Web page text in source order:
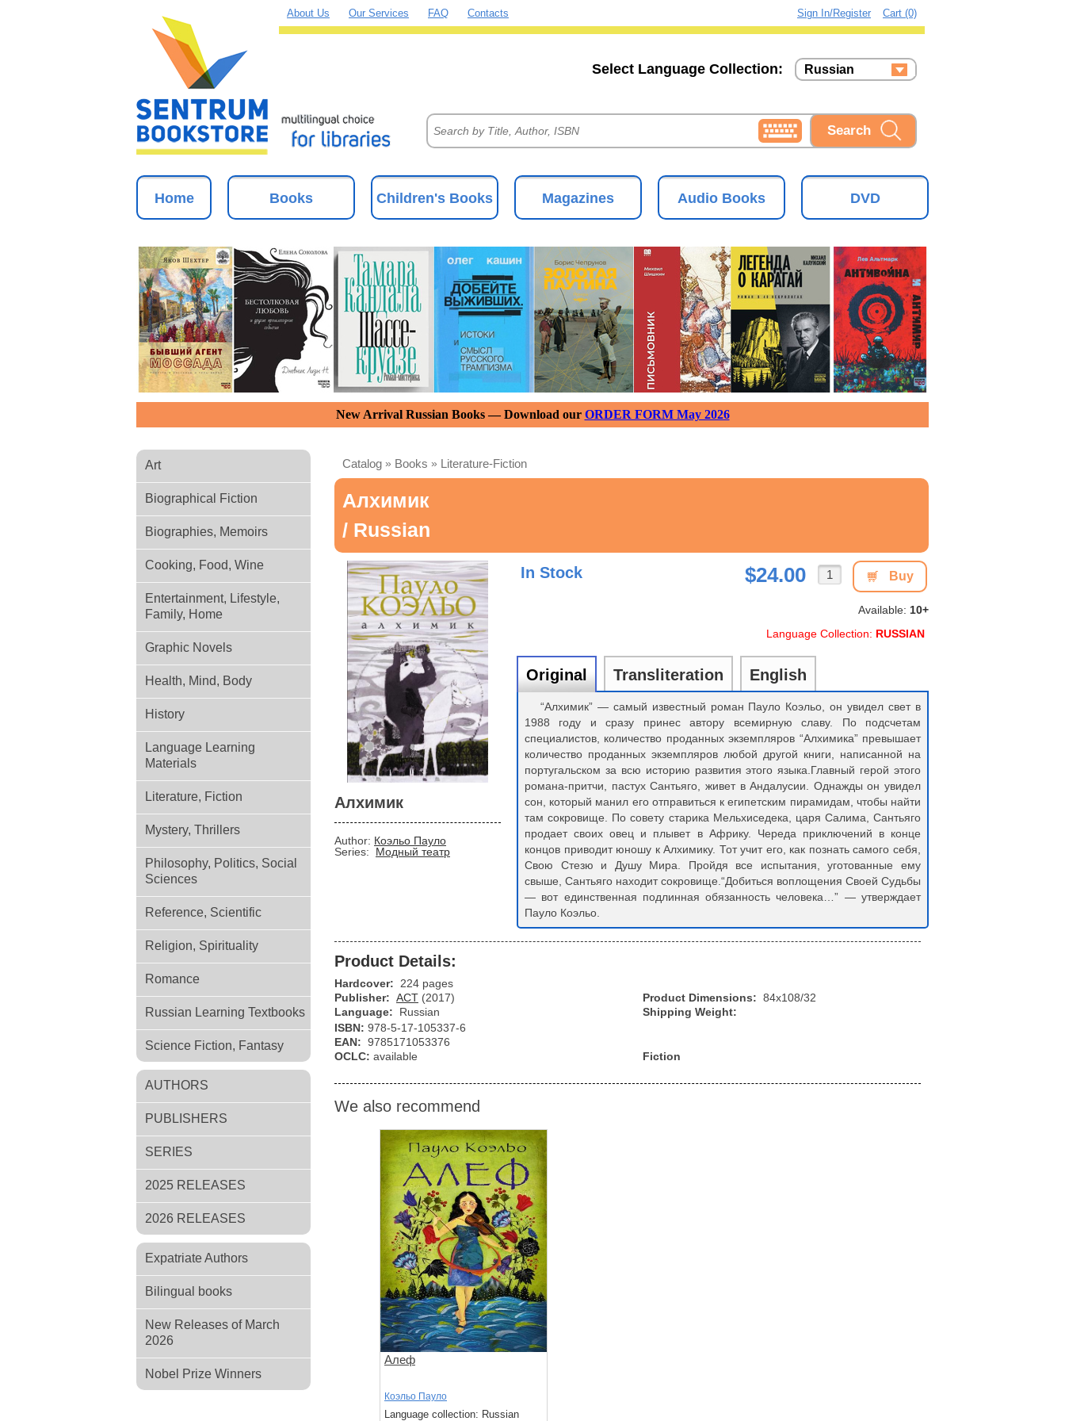
About Us Our Services FAQ Contacts Cart (0)
Sign In/Register
Russian
Ukrainian
Select Language Collection:
Home Books Children's Books Magazines Audio Books DVD
New Arrival Russian Books — Download our ORDER FORM May 2026
Art
Biographical Fiction
Biographies, Memoirs
Cooking, Food, Wine
Entertainment, Lifestyle,
Family, Home
Graphic Novels
Health, Mind, Body
History
Language Learning
Materials
Literature, Fiction
Mystery, Thrillers
Philosophy, Politics, Social
Sciences
Reference, Scientific
Religion, Spirituality
Romance
Russian Learning Textbooks
Science Fiction, Fantasy
AUTHORS
PUBLISHERS
SERIES
2025 RELEASES
2026 RELEASES
Expatriate Authors
Bilingual books
New Releases of March
2026
Nobel Prize Winners
Catalog » Books » Literature-Fiction
Алхимик
/ Russian
Алхимик
Author: Коэльо Пауло
Series:
Модный театр
In Stock Buy
$24.00
Available: 10+
Language Collection: RUSSIAN
Original Transliteration English
“Алхимик” — самый известный роман Пауло Коэльо, он увидел свет в
1988 году и сразу принес автору всемирную славу. По подсчетам
специалистов, количество проданных экземпляров “Алхимика” превышает
количество проданных экземпляров любой другой книги, написанной на
португальском за всю историю развития этого языка.Главный герой этого
романа-притчи, пастух Сантьяго, живет в Андалусии. Однажды он увидел
сон, который манил его отправиться к египетским пирамидам, чтобы найти
там сокровище. По совету старика Мельхиседека, царя Салима, Сантьяго
продает своих овец и плывет в Африку. Череда приключений в конце
концов приводит юношу к Алхимику. Тот учит его, как познать самого себя,
Свою Стезю и Душу Мира. Пройдя все испытания, уготованные ему
свыше, Сантьяго находит сокровище.“Добиться воплощения Своей Судьбы
— вот единственная подлинная обязанность человека…” — утверждает
Пауло Коэльо.
Product Details:
Hardcover:
224 pages
Publisher: АСТ (2017)
Language:
Russian
Product Dimensions: 84x108/32
Shipping Weight:
ISBN: 978-5-17-105337-6
EAN: 9785171053376
OCLC: available Fiction
We also recommend
Алеф
Коэльо Пауло
Language collection: Russian